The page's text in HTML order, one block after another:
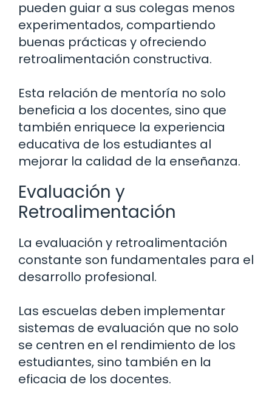
pueden guiar a sus colegas menos
experimentados, compartiendo
buenas prácticas y ofreciendo
retroalimentación constructiva.
Esta relación de mentoría no solo
beneficia a los docentes, sino que
también enriquece la experiencia
educativa de los estudiantes al
mejorar la calidad de la enseñanza.
Evaluación y
Retroalimentación
La evaluación y retroalimentación
constante son fundamentales para el
desarrollo profesional.
Las escuelas deben implementar
sistemas de evaluación que no solo
se centren en el rendimiento de los
estudiantes, sino también en la
eficacia de los docentes.